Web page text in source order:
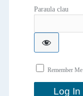
Paraula clau
Remember Me